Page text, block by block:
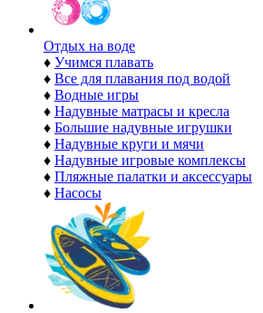
Отдых на воде
♦ Учимся плавать
♦ Все для плавания под водой
♦ Водные игры
♦ Надувные матрасы и кресла
♦ Большие надувные игрушки
♦ Надувные круги и мячи
♦ Надувные игровые комплексы
♦ Пляжные палатки и аксессуары
♦ Насосы